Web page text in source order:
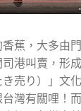
蕉，大多由
港叫賣，形
売り）」文
灣有關哩！